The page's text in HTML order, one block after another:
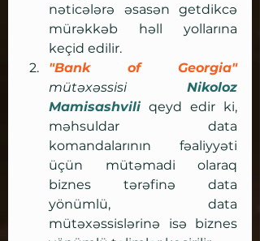
nəticələrə əsasən getdikcə
mürəkkəb həll yollarına
keçid edilir.
"Bank of Georgia"
mütəxəssisi Nikoloz
Mamisashvili qeyd edir ki,
məhsuldar data
komandalarının fəaliyyəti
üçün mütəmadi olaraq
biznes tərəfinə data
yönümlü, data
mütəxəssislərinə isə biznes